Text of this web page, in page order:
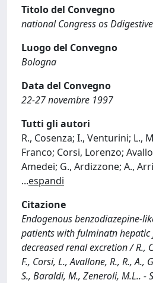
Titolo del Convegno
national Congress os
Luogo del Convegno
Bologna
Data del Convegno
22-27 novembre 1997
Tutti gli autori
R., Cosenza; I., Venturini; L.,
Franco; Corsi, Lorenzo;
Amedei; G., Ardizzone; A.,
...espandi
Citazione
Endogenous benzodiazepine-
patients with fulminatn
decreased renal excretion / R.,
F., Corsi, L., Avallone, R., R., A.,
S., Baraldi, M., Zeneroli, M.L.. -